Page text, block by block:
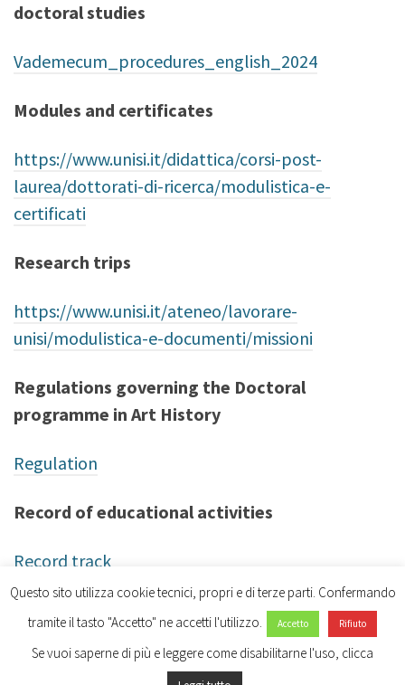
doctoral studies
Vademecum_procedures_english_2024
Modules and certificates
https://www.unisi.it/didattica/corsi-post-
laurea/dottorati-di-ricerca/modulistica-e-
certificati
Research trips
https://www.unisi.it/ateneo/lavorare-
unisi/modulistica-e-documenti/missioni
Regulations governing the Doctoral
programme in Art History
Regulation
Record of educational activities
Record track
Questo sito utilizza cookie tecnici, propri e di terze parti. Confermando
tramite il tasto "Accetto" ne accetti l'utilizzo.
Accetto Rifiuto
Se vuoi saperne di più e leggere come disabilitarne l'uso, clicca